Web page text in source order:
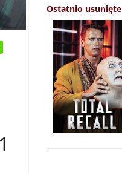
Ostatnio usunięte